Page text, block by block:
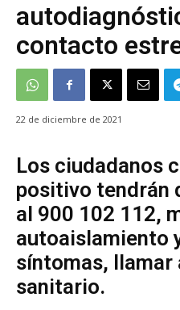
contacto
22 de diciembre de 2021
Los ciudadanos
positivo tendrán
al 900 102 112,
autoaislamiento
síntomas, llamar
sanitario.